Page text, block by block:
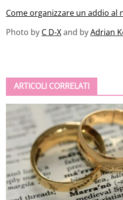
Come organizzare un addio al
Photo by C D-Xand byAdrian
ARTICOLI CORRELATI